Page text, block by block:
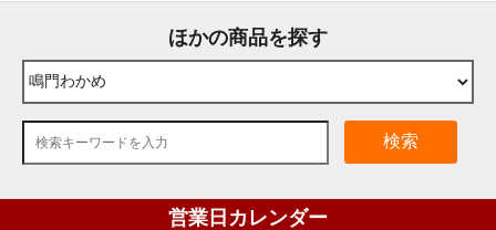
ほかの商品を探す
検索
営業日カレンダー